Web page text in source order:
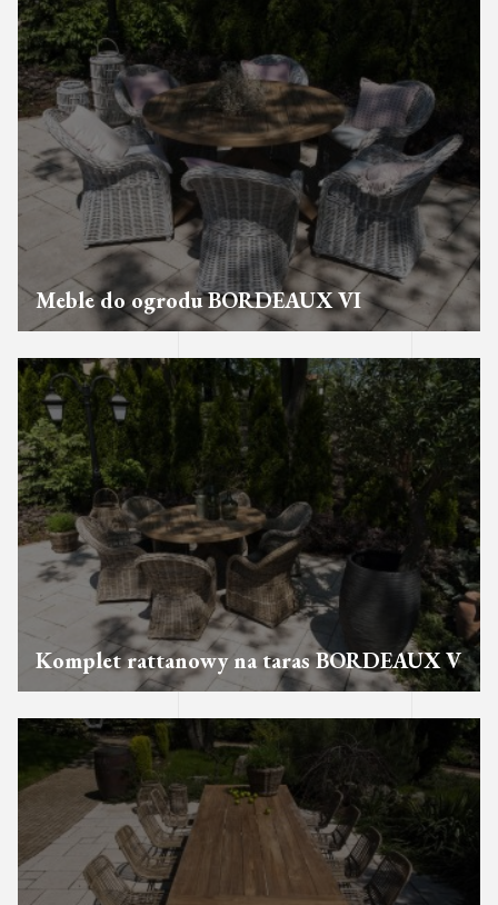
Meble do ogrodu BORDEAUX VI
Komplet rattanowy na taras BORDEAUX V